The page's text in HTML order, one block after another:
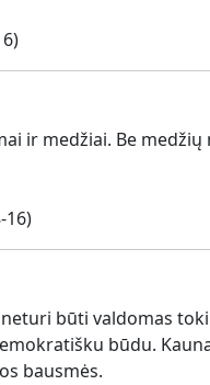
ir medžiai. Be medžių
16)
būti valdomas
būdu.
bausmės.